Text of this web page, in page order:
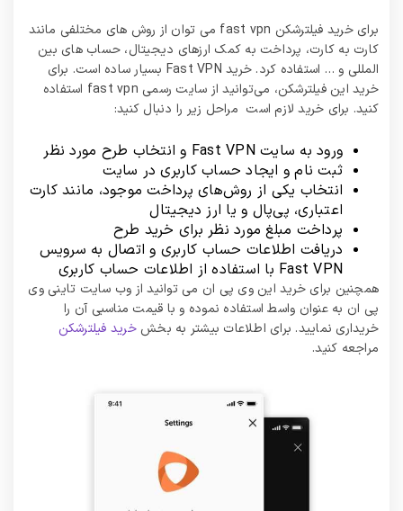
برای خرید فیلترشکن fast vpn می توان از روش های مختلفی مانند
کارت به کارت، پرداخت به کمک ارزهای دیجیتال، حساب های بین
المللی و … استفاده کرد. خرید Fast VPN بسیار ساده است. برای
خرید این فیلترشکن، می‌توانید از سایت رسمی fast vpn استفاده
کنید. برای خرید لازم است مراحل زیر را دنبال کنید:
ورود به سایت Fast VPN و انتخاب طرح مورد نظر
ثبت نام و ایجاد حساب کاربری در سایت
انتخاب یکی از روش‌های پرداخت موجود، مانند کارت
اعتباری، پی‌پال و یا ارز دیجیتال
پرداخت مبلغ مورد نظر برای خرید طرح
دریافت اطلاعات حساب کاربری و اتصال به سرویس
Fast VPN با استفاده از اطلاعات حساب کاربری
همچنین برای خرید این وی پی ان می توانید از وب سایت تاینی وی
پی ان به عنوان واسط استفاده نموده و با قیمت مناسبی آن را
خریداری نمایید. برای اطلاعات بیشتر به بخشخرید فیلترشکن
مراجعه کنید.